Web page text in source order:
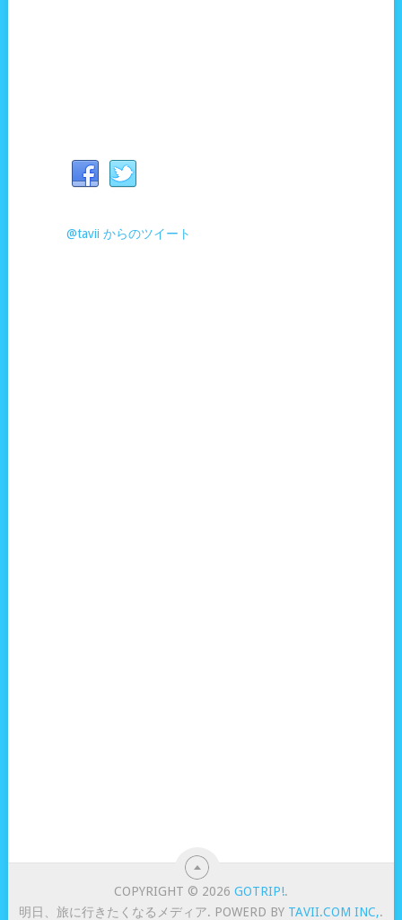
@tavii からのツイート
COPYRIGHT © 2026GOTRIP!.
明日、旅に行きたくなるメディア. POWERD BY TAVII.COM INC,.